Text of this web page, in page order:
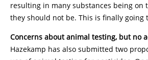
resulting in many substances being on
they should not be. This is finally going
Concerns about animal testing, but no
Hazekamp has also submitted two